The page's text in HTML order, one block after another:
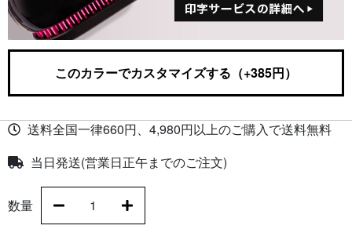
このカラーでカスタマイズする（+385円）
送料全国一律660円、4,980円以上のご購入で送料無料
当日発送(営業日正午までのご注文)
数量